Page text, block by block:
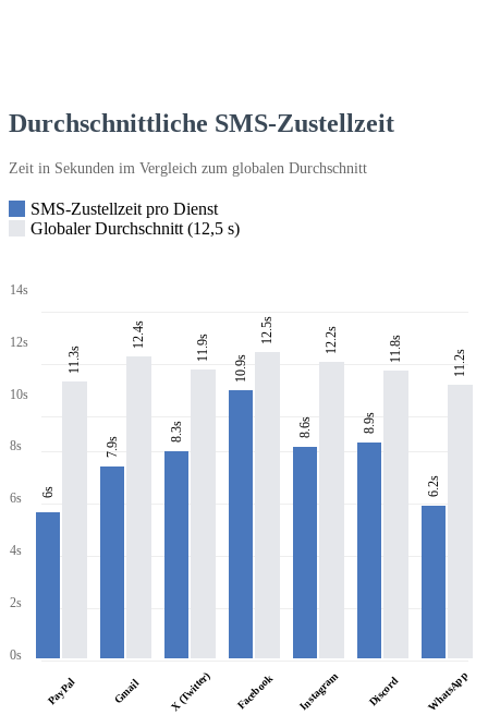
Durchschnittliche SMS-Zustellzeit
Zeit in Sekunden im Vergleich zum globalen Durchschnitt
SMS-Zustellzeit pro Dienst
Globaler Durchschnitt (12,5 s)
14s
12s
10s
8s
6s
4s
2s
0s
6s
11.3s
PayPal
7.9s
12.4s
Gmail
8.3s
11.9s
X (Twitter)
10.9s
12.5s
Facebook
8.6s
12.2s
Instagram
8.9s
11.8s
Discord
6.2s
11.2s
WhatsApp